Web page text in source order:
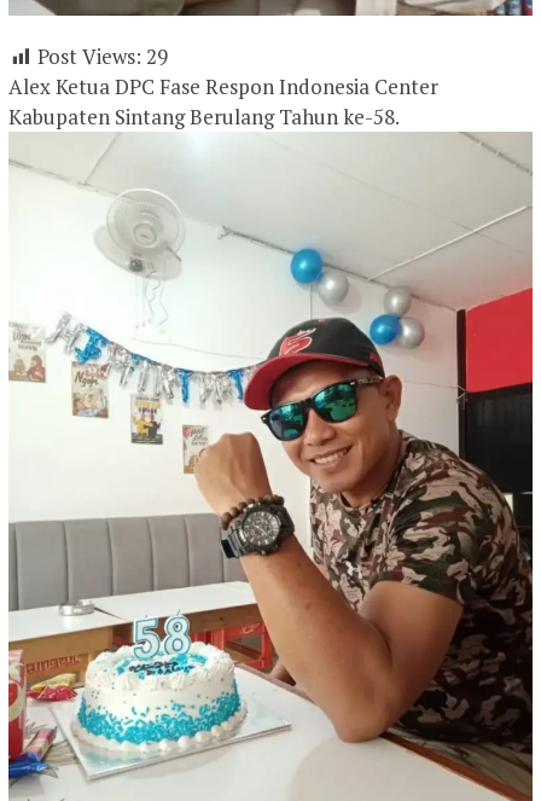
Post Views: 29
Alex Ketua DPC Fase Respon Indonesia Center
Kabupaten Sintang Berulang Tahun ke-58.